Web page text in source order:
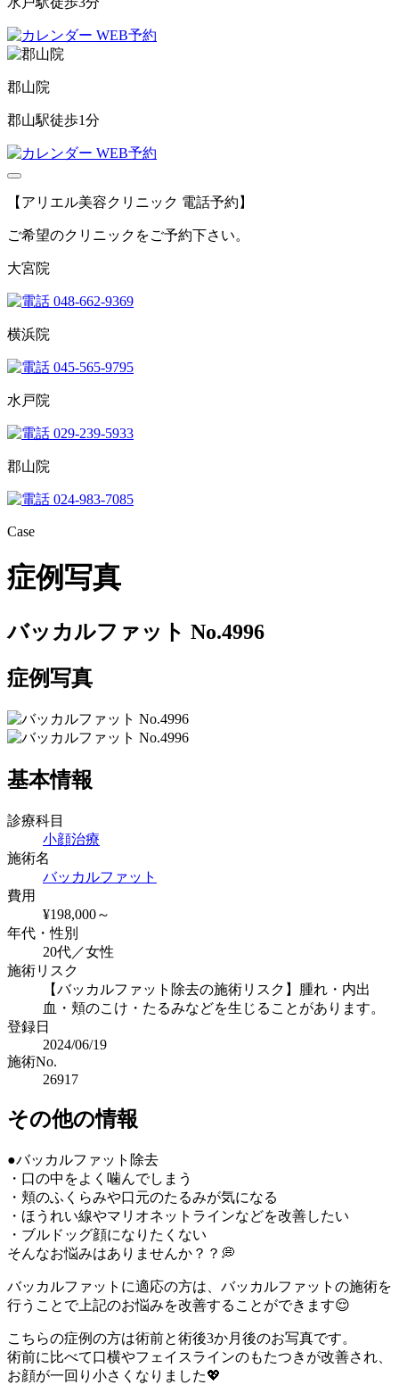
WEB予約
郡山院
郡山駅徒歩1分
WEB予約
【アリエル美容クリニック 電話予約】
ご希望のクリニックをご予約下さい。
大宮院
048-662-9369
横浜院
045-565-9795
水戸院
029-239-5933
郡山院
024-983-7085
Case
症例写真
バッカルファット No.4996
症例写真
基本情報
診療科目
小顔治療
施術名
バッカルファット
費用
¥198,000～
年代・性別
20代／女性
施術リスク
【バッカルファット除去の施術リスク】腫れ・内出
血・頬のこけ・たるみなどを生じることがあります。
登録日
2024/06/19
施術No.
26917
その他の情報
●バッカルファット除去
・口の中をよく噛んでしまう
・頬のふくらみや口元のたるみが気になる
・ほうれい線やマリオネットラインなどを改善したい
・ブルドッグ顔になりたくない
そんなお悩みはありませんか？？💭
バッカルファットに適応の方は、バッカルファットの施術を
行うことで上記のお悩みを改善することができます😌
こちらの症例の方は術前と術後3か月後のお写真です。
術前に比べて口横やフェイスラインのもたつきが改善され、
お顔が一回り小さくなりました💖